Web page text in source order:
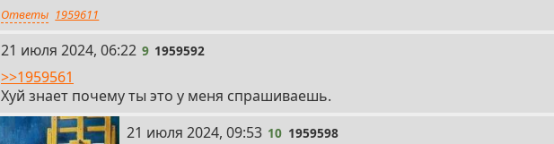
Ответы 1959611
9
21 июля 2024, 06:22 9 1959592
>>1959561
Хуй знает почему ты это у меня спрашиваешь.
10
21 июля 2024, 09:53 10 1959598